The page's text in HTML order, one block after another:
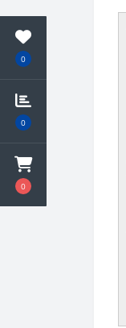
0
0
0